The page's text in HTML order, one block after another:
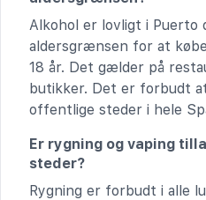
Alkohol er lovligt i Puerto
aldersgrænsen for at
18 år. Det gælder på
butikker. Det er forbudt
offentlige steder i hele
Er rygning og vaping
steder?
Rygning er forbudt i alle